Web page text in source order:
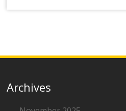
Archives